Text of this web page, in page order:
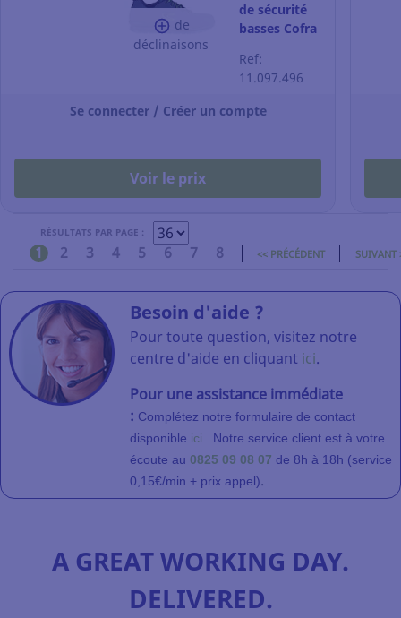
de
déclinaisons
de sécurité
basses Cofra
noires -
pointure 43
Ref:
11.097.496
Se connecter / Créer un compte
Voir le prix
RÉSULTATS PAR PAGE :
1 2 3 4 5 6 7 8 << PRÉCÉDENT SUIVANT
Besoin d'aide ?
Pour toute question, visitez notre
centre d'aide en cliquant ici.
Pour une assistance immédiate
: Complétez notre formulaire de contact
disponible ici Notre service client est à votre
écoute au 0825 09 08 07 de 8h à 18h (service
0,15€/min + prix appel).
A GREAT WORKING DAY.
DELIVERED.